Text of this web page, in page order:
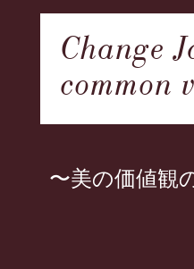
Change
common
〜美の価値観